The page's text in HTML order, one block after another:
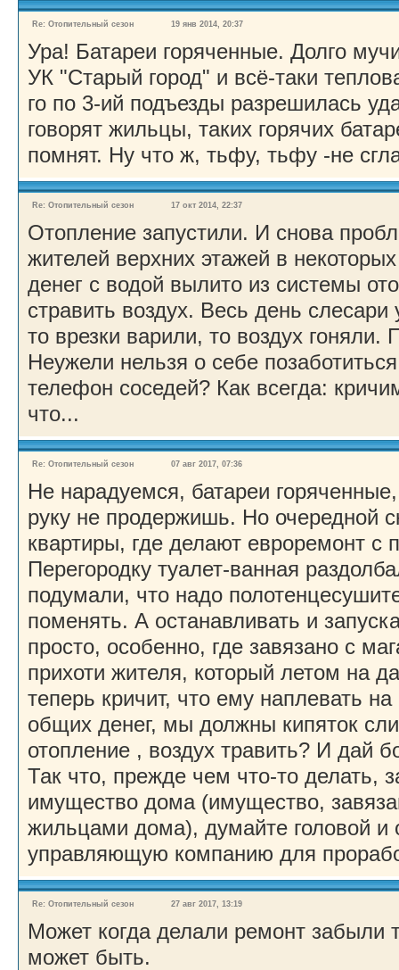
Re: Отопительный сезон 19 янв 2014, 20:37
Ура! Батареи горяченные. Долго
УК "Старый город" и всё-таки
го по 3-ий подъезды разрешилась
говорят жильцы, таких горячих
помнят. Ну что ж, тьфу, тьфу -не
Re: Отопительный сезон 17 окт 2014, 22:37
Отопление запустили. И снова
жителей верхних этажей в
денег с водой вылито из системы
стравить воздух. Весь день
то врезки варили, то воздух гоняли.
Неужели нельзя о себе
телефон соседей? Как всегда:
что...
Re: Отопительный сезон 07 авг 2017, 07:36
Не нарадуемся, батареи
руку не продержишь. Но очередной
квартиры, где делают евроремонт с
Перегородку туалет-ванная
подумали, что надо
поменять. А останавливать и
просто, особенно, где завязано с
прихоти жителя, который летом на
теперь кричит, что ему наплевать
общих денег, мы должны кипяток
отопление , воздух травить? И дай
Так что, прежде чем что-то делать,
имущество дома (имущество,
жильцами дома), думайте головой и
управляющую компанию для
Re: Отопительный сезон 27 авг 2017, 13:19
Может когда делали ремонт забыли
может быть.